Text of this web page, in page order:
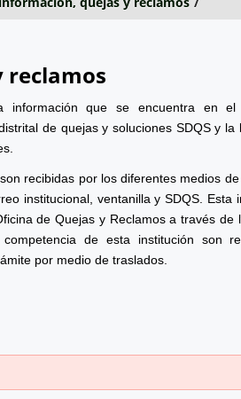
reclamos
información que se encuentra en el
de quejas y soluciones SDQS y la
recibidas por los diferentes medios
institucional, ventanilla y SDQS. Esta
de Quejas y Reclamos a través de
de esta institución son
por medio de traslados.